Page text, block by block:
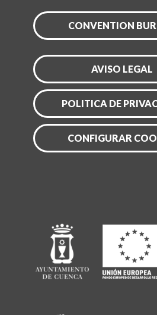
CONVENTION
AVISO LEGAL
POLITICA DE
CONFIGURAR